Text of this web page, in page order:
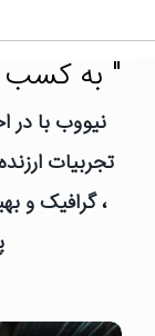
" به کسب
نیووب با در
تجربیات
، گرافیک و